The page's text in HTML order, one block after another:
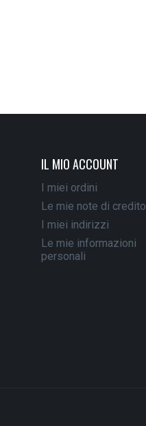
IL MIO ACCOUNT
I miei ordini
Le mie note di credito
I miei indirizzi
Le mie informazioni
personali